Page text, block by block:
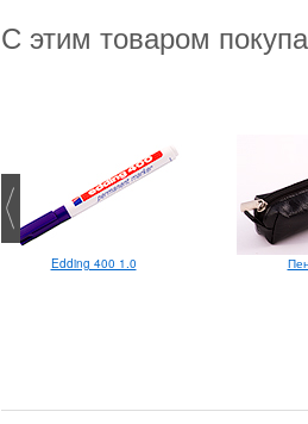
С этим товаром
Edding 400 1.0